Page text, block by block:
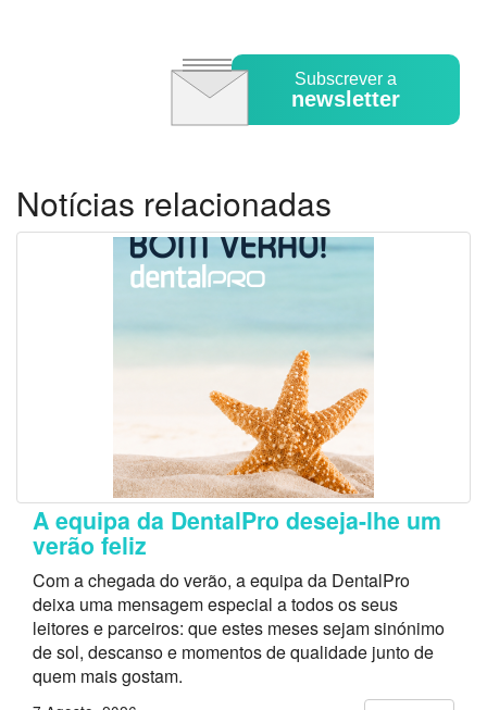
Subscrever a
newsletter
Notícias relacionadas
A equipa da DentalPro deseja-lhe um
verão feliz
Com a chegada do verão, a equipa da DentalPro
deixa uma mensagem especial a todos os seus
leitores e parceiros: que estes meses sejam sinónimo
de sol, descanso e momentos de qualidade junto de
quem mais gostam.